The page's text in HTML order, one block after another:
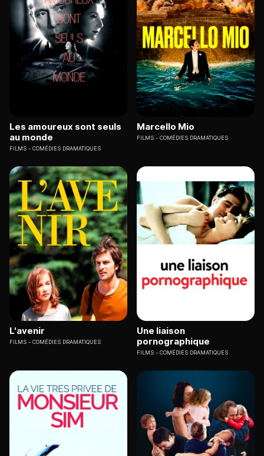
Les amoureux sont seuls
au monde
FILMS COMÉDIES DRAMATIQUES
Marcello Mio
FILMS COMÉDIES DRAMATIQUES
L'avenir
FILMS COMÉDIES DRAMATIQUES
Une liaison
pornographique
FILMS COMÉDIES DRAMATIQUES